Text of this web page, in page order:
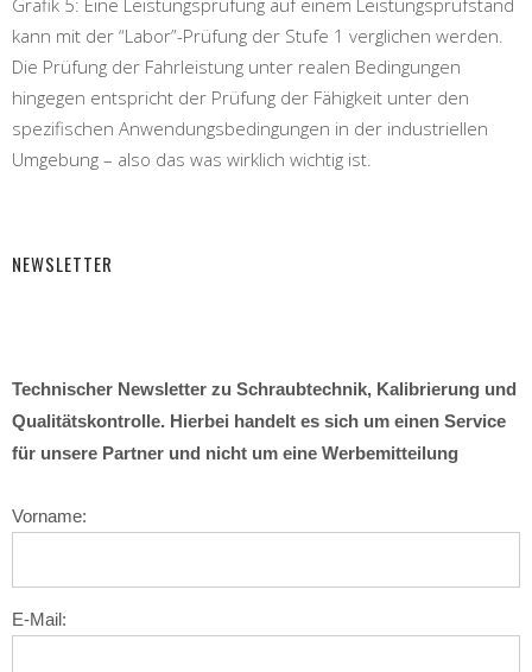
kann mit der “Labor”-Prüfung der Stufe 1 verglichen werden.
Die Prüfung der Fahrleistung unter realen Bedingungen
hingegen entspricht der Prüfung der Fähigkeit unter den
spezifischen Anwendungsbedingungen in der industriellen
Umgebung – also das was wirklich wichtig ist.
NEWSLETTER
Technischer Newsletter zu Schraubtechnik, Kalibrierung und
Qualitätskontrolle. Hierbei handelt es sich um einen Service
für unsere Partner und nicht um eine Werbemitteilung
Vorname:
E-Mail: